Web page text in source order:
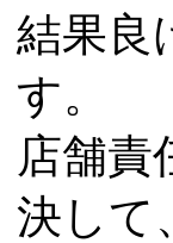
結果良
す。
店舗責
決して